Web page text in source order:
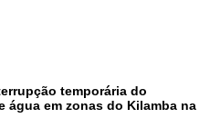
temporária do
água em zonas do Kilamba na